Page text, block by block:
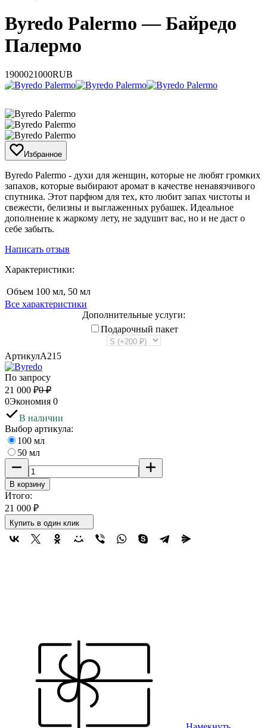
Byredo Palermo — Байредо
Палермо
1900021000RUB
Избранное
Byredo Palermo - духи для женщин, которые не любят громких
запахов, которые выбирают аромат в качестве ненавязчивого
спутника. Этот парфюм для тех, кто любит запах чистоты и
свежести, белизны и выглаженных рубашек. Идеальное
дополнение к жаркому лету, не задушит вас, но и не даст о
себе забыть.
Написать отзыв
Характеристики:
Объем 100 мл, 50 мл
Все характеристики
Дополнительные услуги:
Подарочный пакет
АртикулA215
По запросу
21 000 ₽0 ₽
0Экономия 0
В наличии
Выбор артикула:
100 мл
50 мл
В корзину
Итого:
21 000 ₽
Купить в один клик